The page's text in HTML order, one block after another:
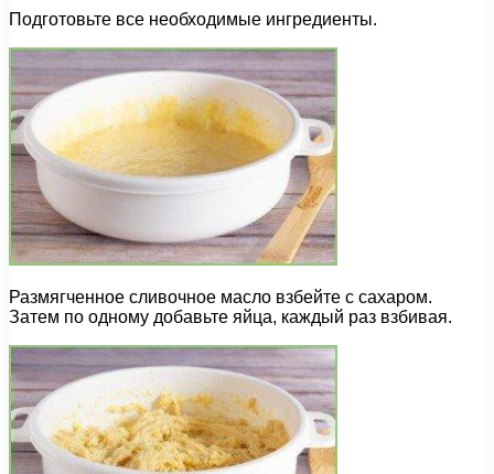
Подготовьте все необходимые ингредиенты.
Размягченное сливочное масло взбейте с сахаром.
Затем по одному добавьте яйца, каждый раз взбивая.